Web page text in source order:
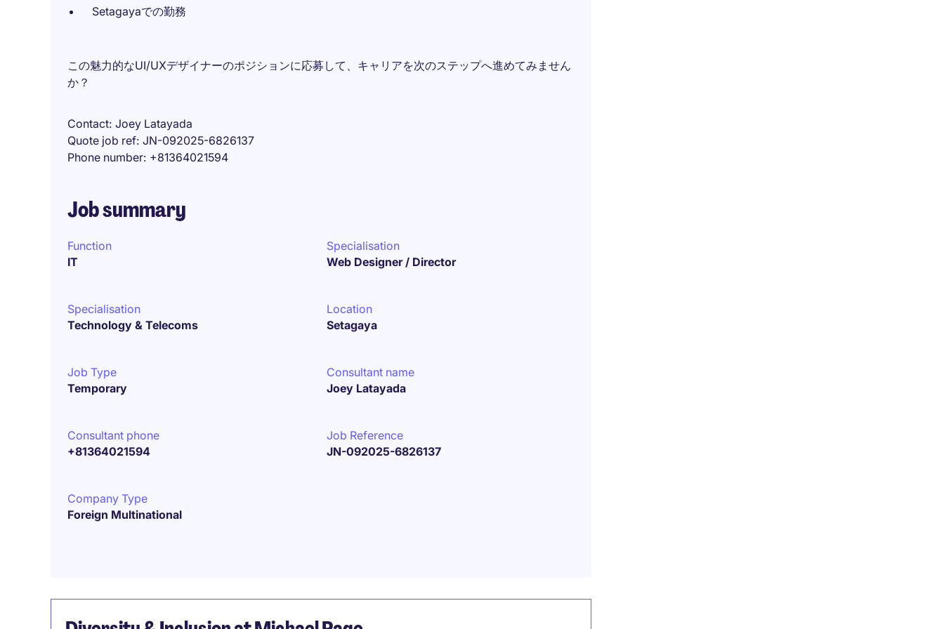
Setagayaでの勤務
この魅力的なUI/UXデザイナーのポジションに応募して、キャリアを次のステップへ進めてみません
か？
Contact Joey Latayada
Quote job ref JN-092025-6826137
Phone number +81364021594
Job summary
Function
IT
Specialisation
Web Designer / Director
Specialisation
Technology & Telecoms
Location
Setagaya
Job Type
Temporary
Consultant name
Joey Latayada
Consultant phone
+81364021594
Job Reference
JN-092025-6826137
Company Type
Foreign Multinational